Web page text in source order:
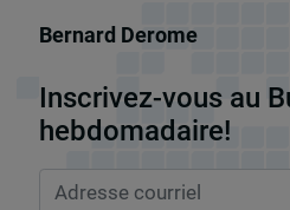
Bernard Derome
Inscrivez-vous au
hebdomadaire!